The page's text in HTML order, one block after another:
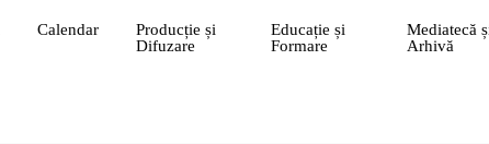
Calendar
Producție și
Difuzare
Educație și
Formare
Mediatecă
Arhivă